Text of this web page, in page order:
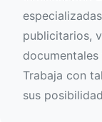
publicitarios,
Trabaja con
sus